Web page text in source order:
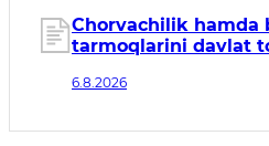
sanasi 07.08.2026
Chorvachilik hamda
tarmoqlarini davlat
tadbirlari to‘g‘risida
6.8.2026